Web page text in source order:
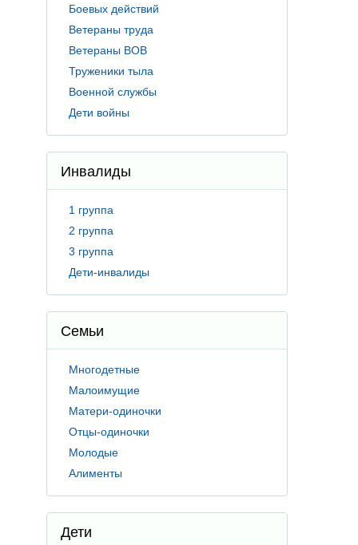
Боевых действий
Ветераны труда
Ветераны ВОВ
Труженики тыла
Военной службы
Дети войны
Инвалиды
1 группа
2 группа
3 группа
Дети-инвалиды
Семьи
Многодетные
Малоимущие
Матери-одиночки
Отцы-одиночки
Молодые
Алименты
Дети